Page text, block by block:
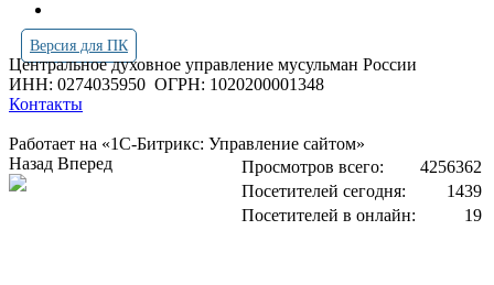
Версия для ПК
Центральное духовное управление мусульман России
ИНН: 0274035950 ОГРН: 1020200001348
Контакты
Работает на «1С-Битрикс: Управление сайтом»
Просмотров всего:
4256362
Посетителей сегодня:
1439
Посетителей в онлайн:
19
Назад Вперед